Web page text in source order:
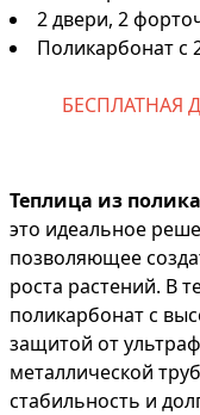
2 двери, 2
Поликарбонат с
БЕСПЛАТНАЯ
Теплица из
это идеальное
позволяющее
роста растений. В
поликарбонат с
защитой от
металлической
стабильность и